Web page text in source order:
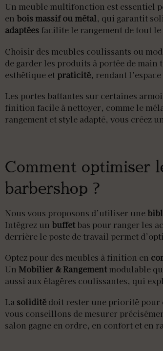
Un meuble multifonction est essentiel
en bois massif ou métal, qui garantit
adaptées facilite le rangement de tout
Choisir des meubles coulissants ou
de garder les produits à portée de
esthétique et praticité, rendant
Les portes battantes sur certaines
finition facile à nettoyer, comme le
rangement et style adapté, vous créez
Comment optimiser
barbershop ?
Nous vous proposons d’utiliser une
Intégrez un buffet bas pour ranger les
derrière le poste de travail permet
Optez pour des meubles à finition en
Un Mobilier & Rangement modulable
aussi aux étagères coulissantes, qui
La solidité doit rester une priorité pour
vous conseillons de mesurer
salon gagne en ordre, en confort et en